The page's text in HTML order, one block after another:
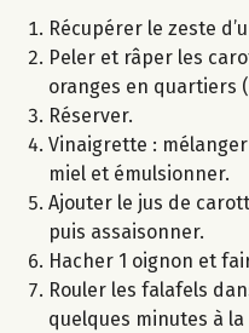
Récupérer le zeste
Peler et râper les
oranges en quartiers
Réserver.
Vinaigrette :
miel et émulsionner.
Ajouter le jus de
puis assaisonner.
Hacher 1 oignon et
Rouler les falafels
quelques minutes à la